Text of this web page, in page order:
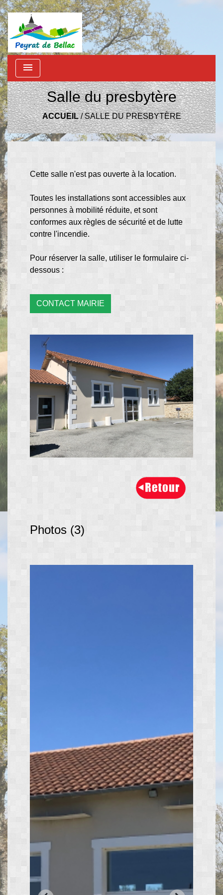
menu
Salle du presbytère
ACCUEIL/SALLE DU PRESBYTÈRE
Cette salle n'est pas ouverte à la location.
Toutes les installations sont accessibles aux
personnes à mobilité réduite, et sont
conformes aux règles de sécurité et de lutte
contre l'incendie.
Pour réserver la salle, utiliser le formulaire ci-
dessous :
CONTACT MAIRIE
Photos (3)